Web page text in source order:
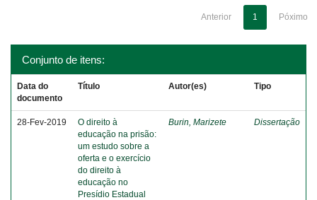
Anterior 1 Póximo
Conjunto de itens:
Data do
documento
Título Autor(es) Tipo
28-Fev-2019
O direito à
educação na prisão:
um estudo sobre a
oferta e o exercício
do direito à
educação no
Presídio Estadual
Burin, Marizete Dissertação